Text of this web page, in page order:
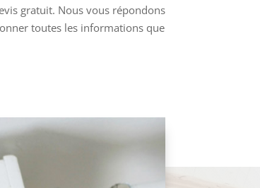
gratuit. Nous vous répondons
toutes les informations que